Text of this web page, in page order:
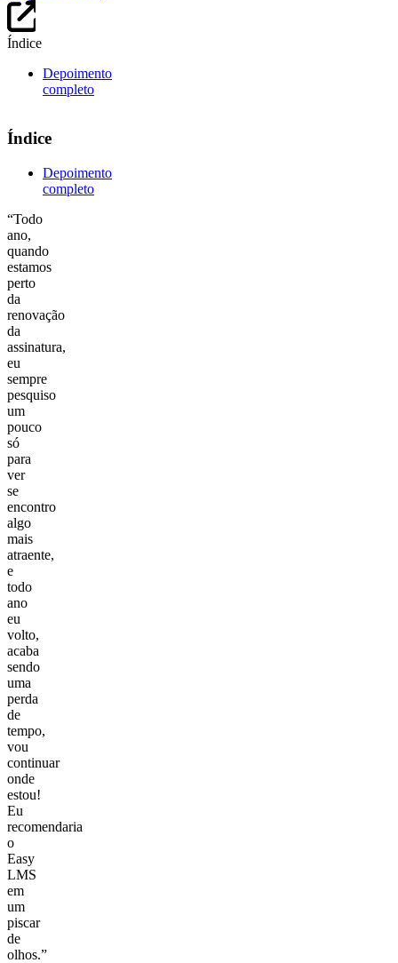
Índice
Depoimento
completo
Índice
Depoimento
completo
“Todo
ano,
quando
estamos
perto
da
renovação
da
assinatura,
eu
sempre
pesquiso
um
pouco
só
para
ver
se
encontro
algo
mais
atraente,
e
todo
ano
eu
volto,
acaba
sendo
uma
perda
de
tempo,
vou
continuar
onde
estou!
Eu
recomendaria
o
Easy
LMS
em
um
piscar
de
olhos.”